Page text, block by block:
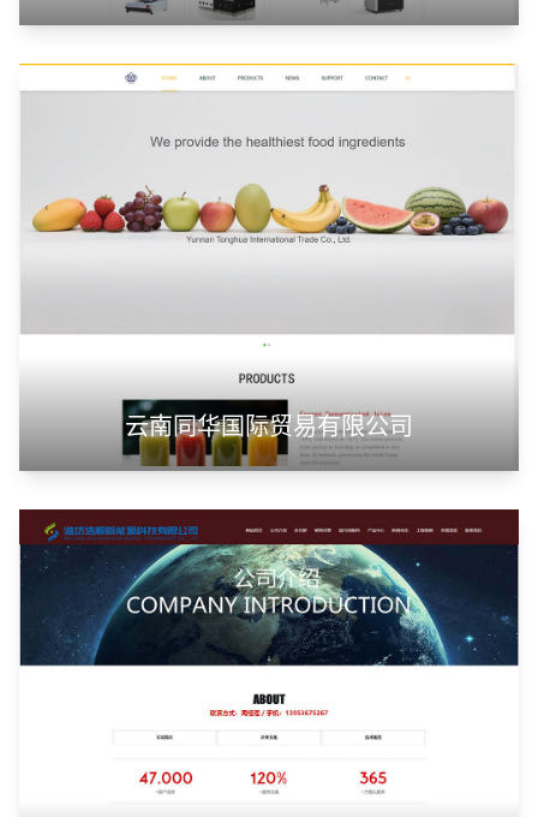
云南同华国际贸易有限公司